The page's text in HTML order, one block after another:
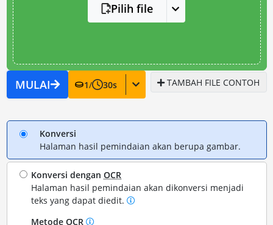
Pilih file
MULAI 1/ 30s TAMBAH FILE CONTOH
Konversi
Halaman hasil pemindaian akan berupa gambar.
Konversi denganOCR
Halaman hasil pemindaian akan dikonversi menjadi
teks yang dapat diedit.
Metode OCR